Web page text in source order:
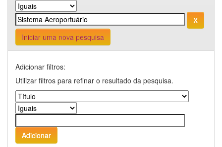
Iniciar uma nova pesquisa
Adicionar filtros:
Utilizar filtros para refinar o resultado da pesquisa.